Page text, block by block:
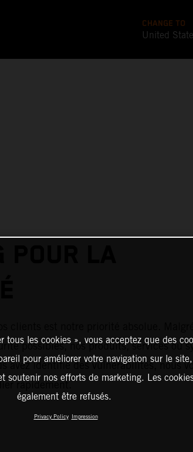
CHANGE TO
United
LA
clients est notre priorité absolue.
possibles, nos produits, services ou
avez identifié des vulnérabilités, nous
rapidement.
tous les cookies », vous acceptez que des
pour améliorer votre navigation sur le
soutenir nos efforts de marketing. Les
également être refusés.
Privacy Policy Impression